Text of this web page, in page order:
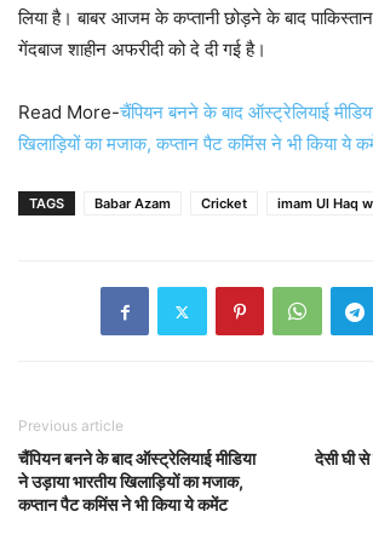
लिया है। बाबर आजम के कप्तानी छोड़ने के बाद
गेंदबाज शाहीन अफरीदी को दे दी गई है।
Read More-चैंपियन बनने के बाद ऑस्ट्रेलियाई
खिलाड़ियों का मजाक, कप्तान पैट कमिंस ने भी किया ये
TAGS Babar Azam Cricket imam Ul Haq
Previous article
चैंपियन बनने के बाद ऑस्ट्रेलियाई मीडिया
ने उड़ाया भारतीय खिलाड़ियों का मजाक,
कप्तान पैट कमिंस ने भी किया ये कमेंट
देसी घी